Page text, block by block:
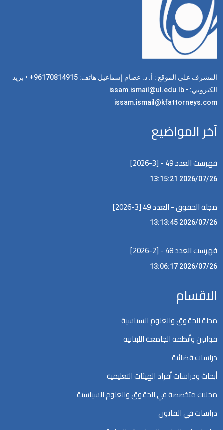
المشرف على الموقع : أ. د. عصام إسماعيل هاتف: 96170814915+ • بريد
الكتروني: issam.ismail@ul.edu.lb •
issam.ismail@kfattorneys.com
آخر المواضيع
فهرست العدد 49 - [3-2026]
2026/07/26 13:15:21
مجلة الحقوق - العدد 49 [3-2026]
2026/07/26 13:13:45
فهرست العدد 48 - [2-2026]
2026/07/26 13:06:17
الاقسام
مجلة الحقوق والعلوم السياسية
قوانين وأنظمة الجامعة اللبنانية
دراسات قضائية
أبحاث ودراسات أفراد الهيئات التعليمية
مجلات متخصصة في الحقوق والعلوم السياسية
دراسات في القانون